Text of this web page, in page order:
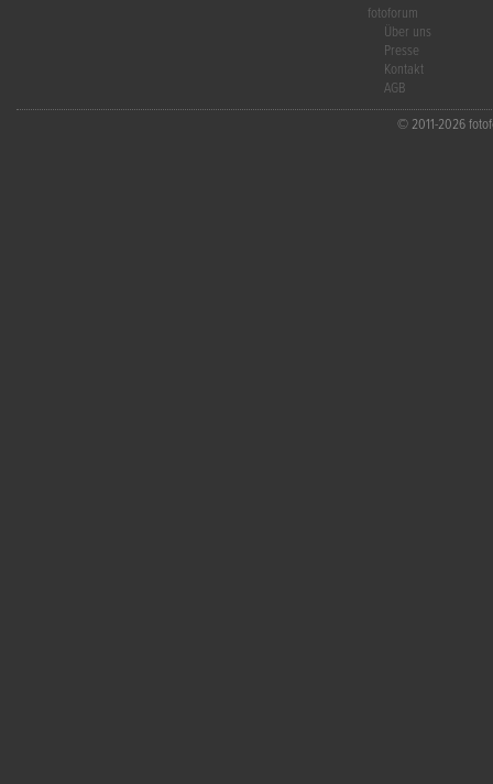
fotoforum
Über uns
Presse
Kontakt
AGB
© 2011-2026